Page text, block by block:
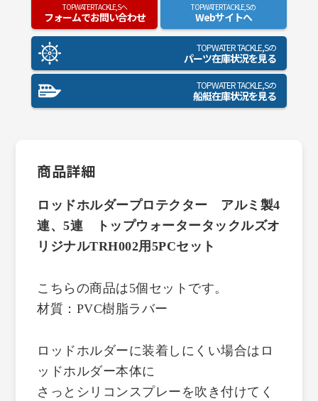
TOPWATER TACKLE,Sへ
フォームでお問い合わせ
TOPWATER TACKLE,Sの
Webサイトへ
TOPWATER TACKLE,Sの
パーツ在庫状況を見る
TOPWATER TACKLE,Sの
船艇在庫状況を見る
商品詳細
ロッドホルダープロテクター アルミ製4
連、5連 トップウォータータックルズオ
リジナルTRH002用5PCセット
こちらの商品は5個セットです。
材質：PVC樹脂ラバー
ロッドホルダーに装着しにくい場合はロ
ッドホルダー本体に
さっとシリコンスプレーを吹き付けてく